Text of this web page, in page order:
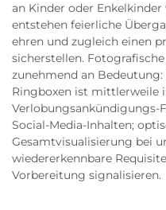
an Kinder oder
entstehen feierliche
ehren und zugleich einen
sicherstellen.
zunehmend an
Ringboxen ist mittlerweile
Verlobungsankündigungs-
Social-Media-Inhalten;
Gesamtvisualisierung bei
wiedererkennbare
Vorbereitung signalisieren.